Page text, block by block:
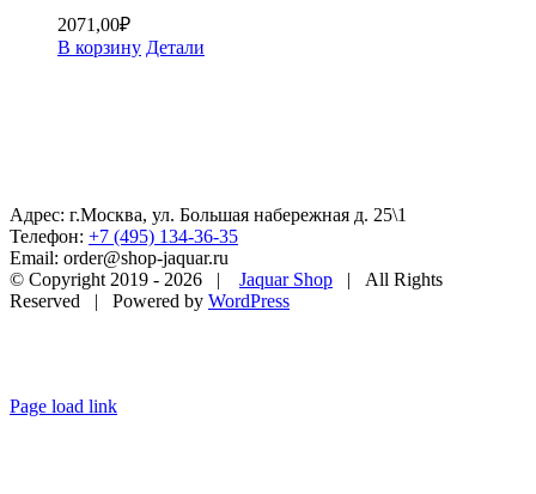
2071,00₽
В корзину Детали
Адрес: г.Москва, ул. Большая набережная д. 25\1
Телефон: +7 (495) 134-36-35
Email: order@shop-jaquar.ru
© Copyright 2019 - 2026 | Jaquar Shop | All Rights
Reserved | Powered by WordPress
Page load link